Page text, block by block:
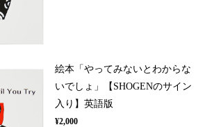
絵本「やってみないとわからな
いでしょ」【SHOGENのサイン
入り】英語版
¥2,000